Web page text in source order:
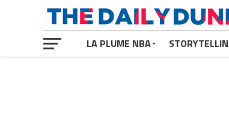
LA PLUME NBA